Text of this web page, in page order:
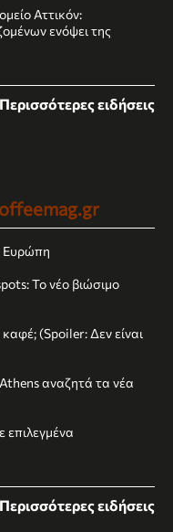
Αττικόν:
ενόψει της
Περισσότερες ειδήσεις
Ευρώπη
Το νέο βιώσιμο
(Spoiler: Δεν είναι
αναζητά τα νέα
Περισσότερες ειδήσεις